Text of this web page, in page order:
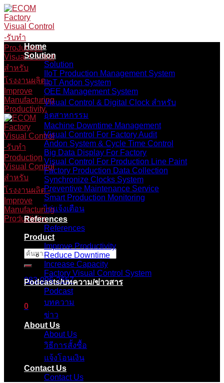
Skip
to
content
ค้นหา:
083-096-2657
0
ตะกร้าสินค้า
ไม่มีสินค้าในตะกร้า
Home
Solution
Solution
IIoT Production Management System
IIoT Andon System
OEE Management System
Visual Control & Digital Clock สำหรับ
อุตสาหกรรม
Machine Downtime Management
Visual Control For Factory Audit
Andon System & Cycle Time Control
Big Data Display For Factory
Visual Control For Production Line Paint
Factory Production Data Collection
Synchronize Clocks System
Preventive Maintenance Service
Smart Production Monitoring
ไก่แจ้งเตือน
References
References
Product
Improve Productivity
Reduce Downtime
Increase Capacity
Factory Visual Control System
Podcasts/บทความ/ข่าวสาร
Podcast
บทความ
ข่าว
About Us
About Us
วิธีการสั้งซื้อ
แจ้งโอนเงิน
Contact Us
Contact Us